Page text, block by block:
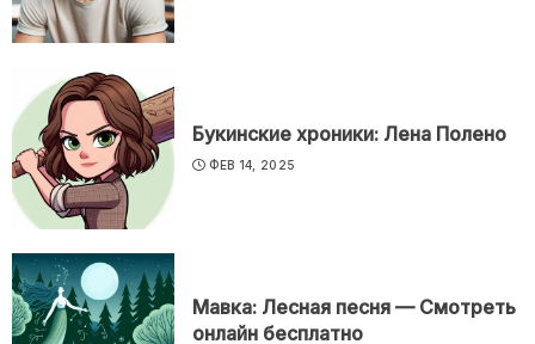
Букинские хроники: Лена Полено
ФЕВ 14, 2025
Мавка: Лесная песня — Смотреть
онлайн бесплатно